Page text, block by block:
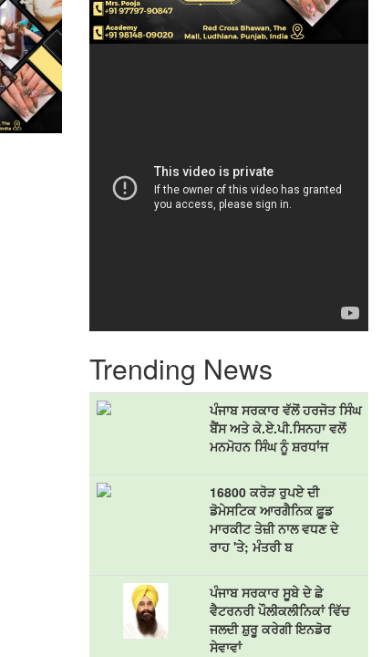
Trending News
ਪੰਜਾਬ ਸਰਕਾਰ ਵੱਲੋਂ ਹਰਜੋਤ ਸਿੰਘ
ਬੈਂਸ ਅਤੇ ਕੇ.ਏ.ਪੀ.ਸਿਨਹਾ ਵਲੋਂ
ਮਨਮੋਹਨ ਸਿੰਘ ਨੂੰ ਸ਼ਰਧਾਂਜ
16800 ਕਰੋੜ ਰੁਪਏ ਦੀ
ਡੋਮੇਸਟਿਕ ਆਰਗੈਨਿਕ ਫ਼ੂਡ
ਮਾਰਕੀਟ ਤੇਜ਼ੀ ਨਾਲ ਵਧਣ ਦੇ
ਰਾਹ 'ਤੇ; ਮੰਤਰੀ ਬ
ਪੰਜਾਬ ਸਰਕਾਰ ਸੂਬੇ ਦੇ ਛੇ
ਵੈਟਰਨਰੀ ਪੌਲੀਕਲੀਨਿਕਾਂ ਵਿੱਚ
ਜਲਦੀ ਸ਼ੁਰੂ ਕਰੇਗੀ ਇਨਡੋਰ
ਸੇਵਾਵਾਂ